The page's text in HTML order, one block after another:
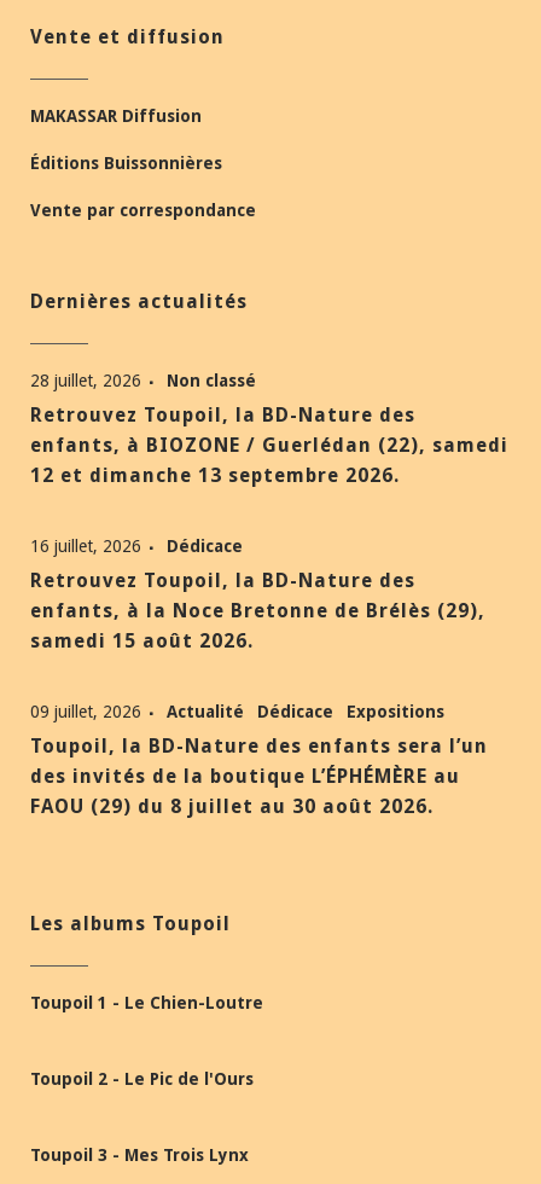
Vente et diffusion
MAKASSAR Diffusion
Éditions Buissonnières
Vente par correspondance
Dernières actualités
28 juillet, 2026 Non classé
Retrouvez Toupoil, la BD-Nature des
enfants, à BIOZONE / Guerlédan (22), samedi
12 et dimanche 13 septembre 2026.
16 juillet, 2026 Dédicace
Retrouvez Toupoil, la BD-Nature des
enfants, à la Noce Bretonne de Brélès (29),
samedi 15 août 2026.
09 juillet, 2026 Actualité Dédicace Expositions
Toupoil, la BD-Nature des enfants sera l’un
des invités de la boutique L’ÉPHÉMÈRE au
FAOU (29) du 8 juillet au 30 août 2026.
Les albums Toupoil
Toupoil 1 - Le Chien-Loutre
Toupoil 2 - Le Pic de l'Ours
Toupoil 3 - Mes Trois Lynx